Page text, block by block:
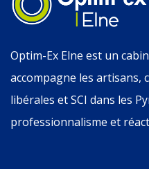
Optim-Ex Elne est un
accompagne les artisans,
libérales et SCI dans les
professionnalisme et